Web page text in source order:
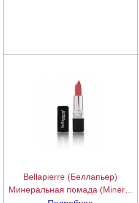
Bellapierre (Беллапьер)
Минеральная помада (Mineral